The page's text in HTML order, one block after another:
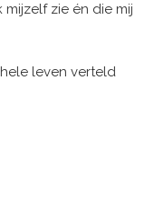
zie én die mij
leven verteld